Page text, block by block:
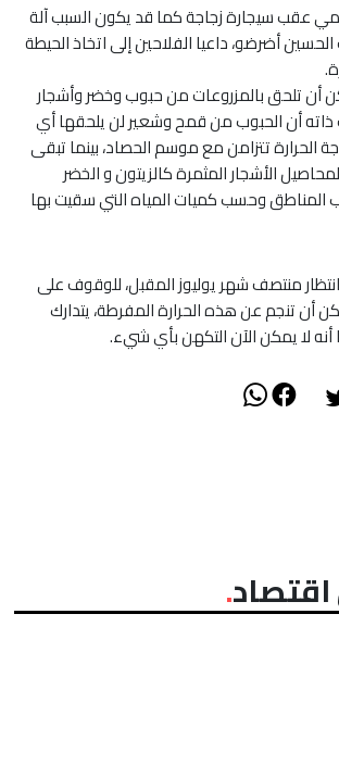
عقب سيجارة زجاجة كما قد يكون السبب آلة
أضرضو، داعيا الفلاحين إلى اتخاذ الحيطة
أن تلحق بالمزروعات من حبوب وخضر وأشجار
ذاته أن الحبوب من قمح وشعير لن يلحقها أي
الحرارة تتزامن مع موسم الحصاد، بينما تبقى
الأشجار المثمرة كالزيتون و الخضر
المناطق وحسب كميات المياه التي سقيت بها
منتصف شهر يوليوز المقبل، للوقوف على
أن تنجم عن هذه الحرارة المفرطة، يتدارك
أنه لا يمكن الآن التكهن بأي شيء.